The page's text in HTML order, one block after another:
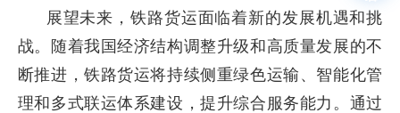
展望未来，铁路货运面临着新的发展机遇和挑
战。随着我国经济结构调整升级和高质量发展的不
断推进，铁路货运将持续侧重绿色运输、智能化管
理和多式联运体系建设，提升综合服务能力。通过